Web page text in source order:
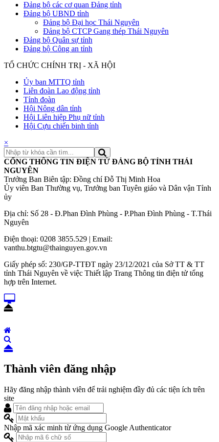
Đảng bộ các cơ quan Đảng tỉnh
Đảng bộ UBND tỉnh
Đảng bộ Đại học Thái Nguyên
Đảng bộ CTCP Gang thép Thái Nguyên
Đảng bộ Quân sự tỉnh
Đảng bộ Công an tỉnh
TỔ CHỨC CHÍNH TRỊ - XÃ HỘI
Ủy ban MTTQ tỉnh
Liên đoàn Lao động tỉnh
Tỉnh đoàn
Hội Nông dân tỉnh
Hội Liên hiệp Phụ nữ tỉnh
Hội Cựu chiến binh tỉnh
×
CỔNG THÔNG TIN ĐIỆN TỬ ĐẢNG BỘ TỈNH THÁI
NGUYÊN
Trưởng Ban Biên tập: Đồng chí Đỗ Thị Minh Hoa
Ủy viên Ban Thường vụ, Trưởng ban Tuyên giáo và Dân vận Tỉnh
ủy
Địa chỉ: Số 28 - Đ.Phan Đình Phùng - P.Phan Đình Phùng - T.Thái
Nguyên
Điện thoại: 0208 3855.529 | Email:
vanthu.btgtu@thainguyen.gov.vn
Giấy phép số: 230/GP-TTĐT ngày 23/12/2021 của Sở TT & TT
tỉnh Thái Nguyên về việc Thiết lập Trang Thông tin điện tử tổng
hợp trên Internet.
Thành viên đăng nhập
Hãy đăng nhập thành viên để trải nghiệm đầy đủ các tiện ích trên
site
Nhập mã xác minh từ ứng dụng Google Authenticator